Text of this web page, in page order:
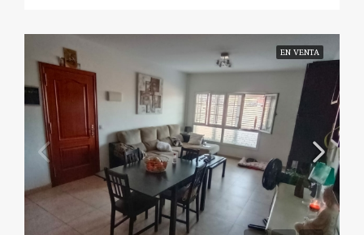
EN VENTA